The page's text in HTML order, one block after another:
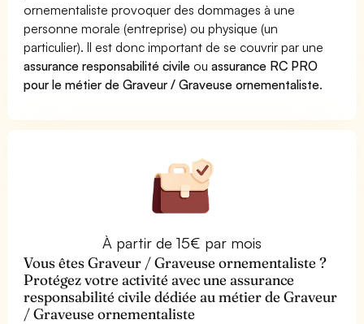
ornementaliste provoquer des dommages à une
personne morale (entreprise) ou physique (un
particulier). Il est donc important de se couvrir par une
assurance responsabilité civile ouassurance RC PRO
pour le métier de Graveur / Graveuse ornementaliste.
À partir de 15€ par mois
Vous êtes Graveur / Graveuse ornementaliste ?
Protégez votre activité avec une assurance
responsabilité civile dédiée au métier de Graveur
/ Graveuse ornementaliste